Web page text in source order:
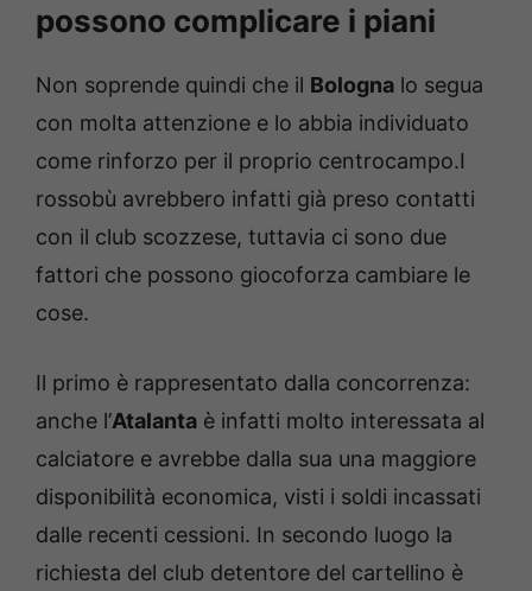
possono complicare i piani
Non soprende quindi che il Bologna lo segua
con molta attenzione e lo abbia individuato
come rinforzo per il proprio centrocampo.I
rossobù avrebbero infatti già preso contatti
con il club scozzese, tuttavia ci sono due
fattori che possono giocoforza cambiare le
cose.
Il primo è rappresentato dalla concorrenza:
anche l’Atalanta è infatti molto interessata al
calciatore e avrebbe dalla sua una maggiore
disponibilità economica, visti i soldi incassati
dalle recenti cessioni. In secondo luogo la
richiesta del club detentore del cartellino è